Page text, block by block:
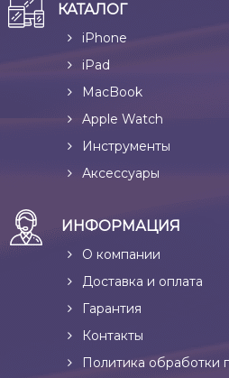
КАТАЛОГ
iPhone
iPad
MacBook
Apple Watch
Инструменты
Аксессуары
ИНФОРМАЦИЯ
О компании
Доставка и оплата
Гарантия
Контакты
Политика обработки